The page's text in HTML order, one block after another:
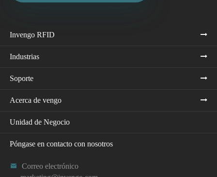
Invengo RFID
Industrias
Soporte
Acerca de vengo
Unidad de Negocio
Póngase en contacto con nosotros

Correo electrónico